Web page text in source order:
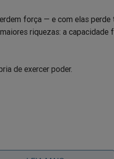
força — e com elas
riquezas: a capacidade
de exercer poder.